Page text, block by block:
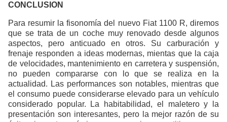
CONCLUSION
Para resumir la fisonomía del nuevo Fiat 1100 R, diremos
que se trata de un coche muy renovado desde algunos
aspectos, pero anticuado en otros. Su carburación y
frenaje responden a ideas modernas, mientas que la caja
de velocidades, mantenimiento en carretera y suspensión,
no pueden compararse con lo que se realiza en la
actualidad. Las performances son notables, mientras que
el consumo puede considerarse elevado para un vehículo
considerado popular. La habitabilidad, el maletero y la
presentación son interesantes, pero la mejor razón de su